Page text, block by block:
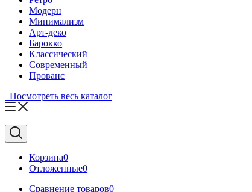
Модерн
Минимализм
Арт-деко
Барокко
Классический
Современный
Прованс
Посмотреть весь каталог
Корзина0
Отложенные0
Сравнение товаров0